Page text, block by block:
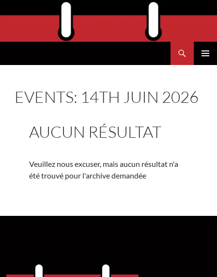
au
EVENTS: 14TH JUIN 2026
AUCUN RÉSULTAT
Veuillez nous excuser, mais aucun résultat n'a
été trouvé pour l'archive demandée